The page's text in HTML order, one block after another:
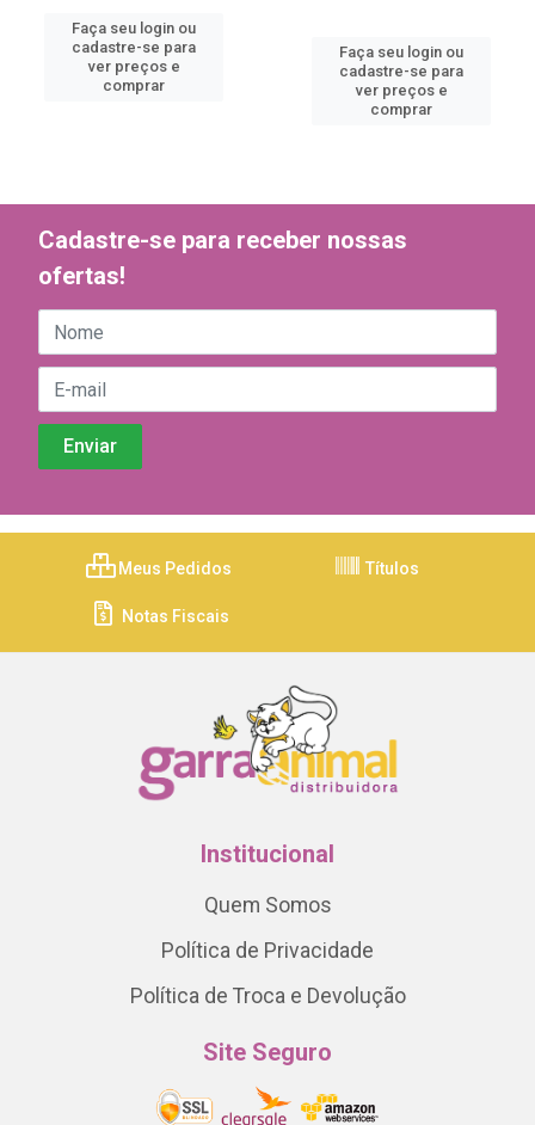
Faça seu login ou
cadastre-se para
ver preços e
comprar
Faça seu login ou
cadastre-se para
ver preços e
comprar
Cadastre-se para receber nossas
ofertas!
Meus Pedidos Títulos
Notas Fiscais
Institucional
Quem Somos
Política de Privacidade
Política de Troca e Devolução
Site Seguro